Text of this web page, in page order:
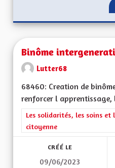
Binôme
Lutter68
68460: Creation de
renforcer l apprentissage,
Filtrer les résultats de la
Les solidarités, les soins
citoyenne
CRÉÉ LE
09/06/2023